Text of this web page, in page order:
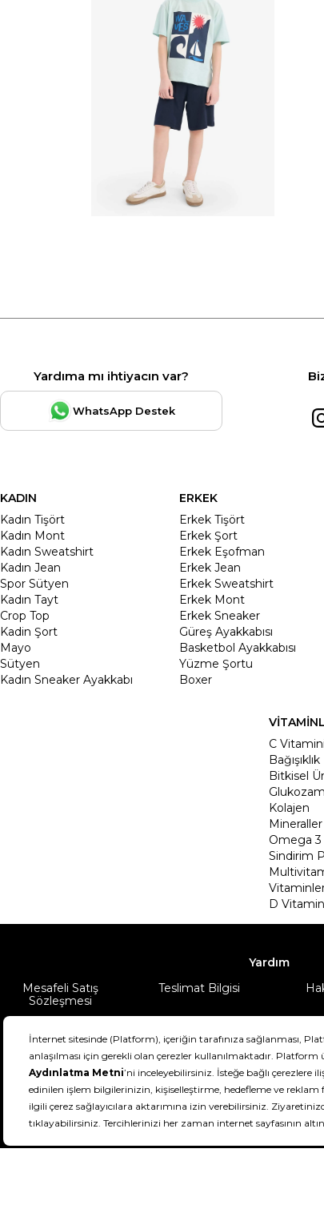
Yardıma mı ihtiyacın var?
WhatsApp Destek
KADIN
Kadın Tişört
Kadın Mont
Kadın Sweatshirt
Kadın Jean
Spor Sütyen
Kadın Tayt
Crop Top
Kadin Şort
Mayo
Sütyen
Kadın Sneaker Ayakkabı
ERKEK
Erkek Tişört
Erkek Şort
Erkek Eşofman
Erkek Jean
Erkek Sweatshirt
Erkek Mont
Erkek Sneaker
Güreş Ayakkabısı
Basketbol Ayakkabısı
Yüzme Şortu
Boxer
C Vitamini
Bağışıklık
Bitkisel
Kolajen
Mineraller
Omega 3
Sindirim
D
Yardım
Mesafeli Satış
Sözleşmesi
Teslimat Bilgisi
DeFactoFIT ©️ 2022-2026. Tüm